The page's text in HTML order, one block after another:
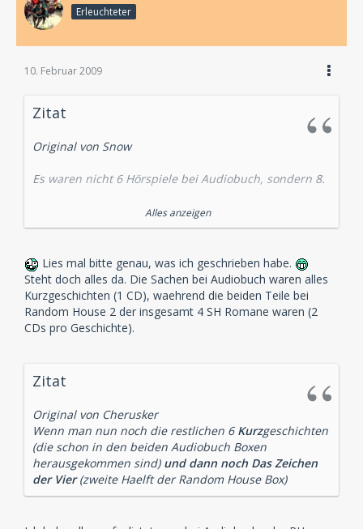
Erleuchteter
10. Februar 2009
Zitat
Original von Snow
Es waren nicht 6 Hörspiele bei Audiobuch, sondern 8.
Der adlige Junggeselle
Die einsame Radfahrerin
Der schwarze Peter
Abbey Grange
Der zweite Fleck
Wisteria Lodge
Der Teufelsfuß
Alles anzeigen
Lies mal bitte genau, was ich geschrieben habe.
Steht doch alles da. Die Sachen bei Audiobuch waren alles
Kurzgeschichten (1 CD), waehrend die beiden Teile bei
Random House 2 der insgesamt 4 SH Romane waren (2
CDs pro Geschichte).
Zitat
Original von Cherusker
Wenn man nun noch die restlichen 6 Kurzgeschichten
(die schon in den beiden Audiobuch Boxen
herausgekommen sind) und dann noch Das Zeichen
der Vier(zweite Haelft der Random House Box)